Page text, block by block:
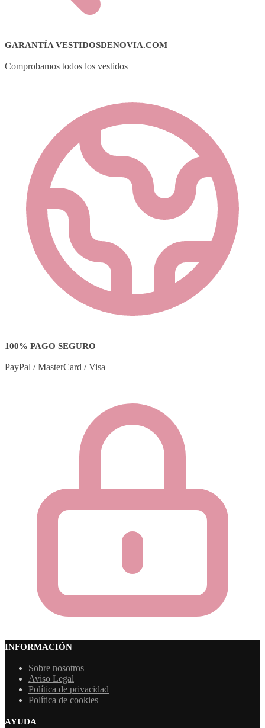
GARANTÍA VESTIDOSDENOVIA.COM
Comprobamos todos los vestidos
100% PAGO SEGURO
PayPal / MasterCard / Visa
INFORMACIÓN
Sobre nosotros
Aviso Legal
Política de privacidad
Política de cookies
AYUDA